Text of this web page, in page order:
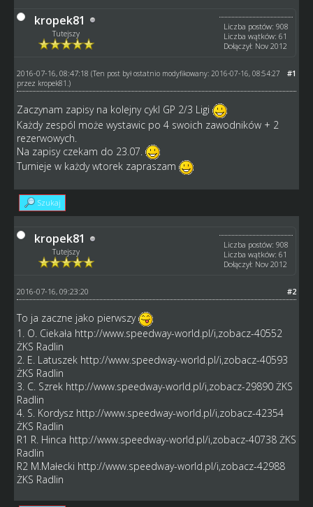
kropek81
Tutejszy
Liczba postów: 908
Liczba wątków: 61
Dołączył: Nov 2012
#1
2016-07-16, 08:47:18 (Ten post był ostatnio modyfikowany: 2016-07-16, 08:54:27
przez kropek81 .)
Zaczynam zapisy na kolejny cykl GP 2/3 Ligi
Każdy zespól może wystawic po 4 swoich zawodników + 2
rezerwowych.
Na zapisy czekam do 23.07.
Turnieje w każdy wtorek zapraszam
Szukaj
kropek81
Tutejszy
Liczba postów: 908
Liczba wątków: 61
Dołączył: Nov 2012
#2
2016-07-16, 09:23:20
To ja zaczne jako pierwszy
1. O. Ciekała http://www.speedway-world.pl/i,zobacz-40552
ŻKS Radlin
2. E. Latuszek http://www.speedway-world.pl/i,zobacz-40593
ŻKS Radlin
3. C. Szrek http://www.speedway-world.pl/i,zobacz-29890ŻKS
Radlin
4. S. Kordysz http://www.speedway-world.pl/i,zobacz-42354
ŻKS Radlin
R1 R. Hinca http://www.speedway-world.pl/i,zobacz-40738ŻKS
Radlin
R2 M.Małecki http://www.speedway-world.pl/i,zobacz-42988
ŻKS Radlin